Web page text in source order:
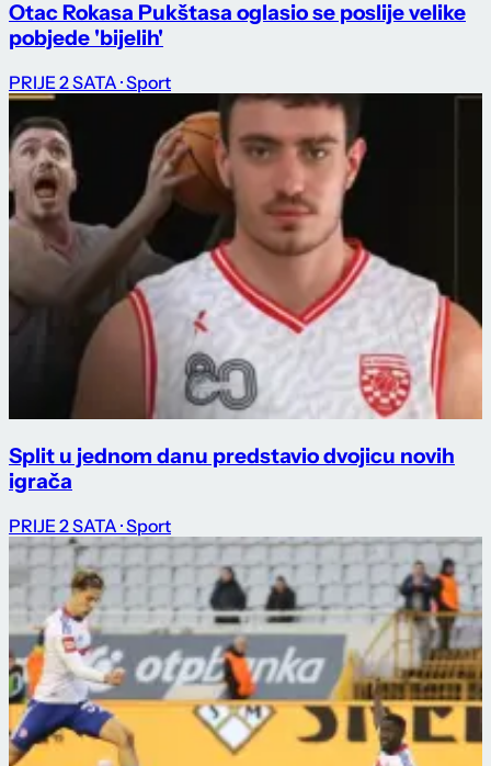
Otac Rokasa Pukštasa oglasio se poslije velike
pobjede 'bijelih'
PRIJE 2 SATA · Sport
Split u jednom danu predstavio dvojicu novih
igrača
PRIJE 2 SATA · Sport